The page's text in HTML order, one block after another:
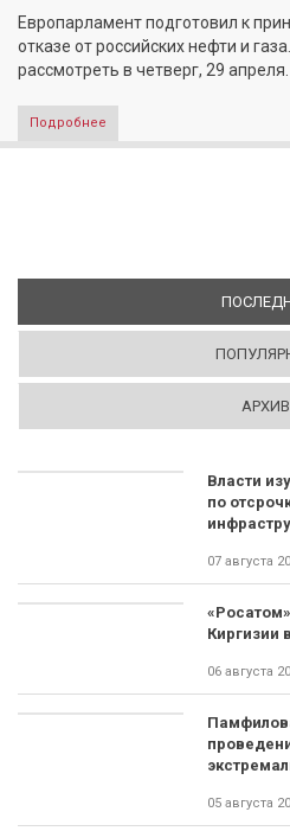
Европарламент подготовил к
отказе от российских нефти и
рассмотреть в четверг, 29 апреля.
Подробнее
АРХИВ
Власти
по
07 августа
Киргизии
06 августа
05 августа